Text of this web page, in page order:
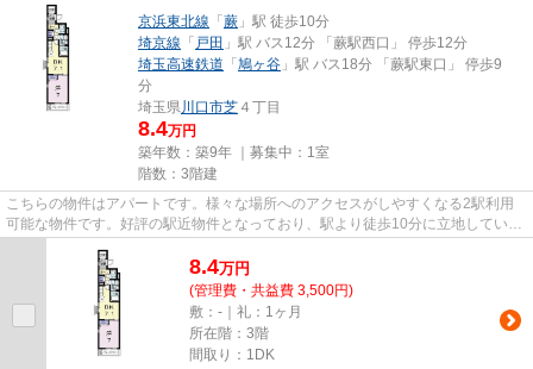
京浜東北線 「 蕨 」駅 徒歩10分
埼京線 「 戸田 」駅 バス12分 「蕨駅西口」 停歩12分
埼玉高速鉄道 「 鳩ヶ谷 」駅 バス18分 「蕨駅東口」 停歩9
分
埼玉県川口市芝 ４丁目
8.4万円
築年数：築9年 ｜募集中： 1室
階数：3階建
こちらの物件はアパートです。様々な場所へのアクセスがしやすくなる2駅利用
可能な物件です。好評の駅近物件となっており、駅より徒歩10分に立地していま
8.4万円
(管理費・共益費 3,500円)
敷：-｜礼：1ヶ月
所在階：3階
間取り：1DK